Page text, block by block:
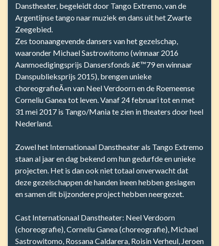
Danstheater, begeleidt door Tango Extremo, van de
Argentijnse tango naar muziek en dans uit het Zwarte
Zeegebied.
Zes toonaangevende dansers van het gezelschap,
waaronder Michael Sastrowitomo (winnaar 2016
Aanmoedigingsprijs Dansersfonds â€™79 en winnaar
Danspublieksprijs 2015), brengen unieke
choreografieÃ«n van Neel Verdoorn en de Roemeense
Corneliu Ganea tot leven. Vanaf 24 februari tot en met
31 mei 2017 is Tango/Mania te zien in theaters door heel
Nederland.
Zowel het Internationaal Danstheater als Tango Extremo
staan al jaar en dag bekend om hun gedurfde en unieke
projecten. Het is dan ook niet totaal onverwacht dat
deze gezelschappen de handen ineen hebben geslagen
en samen dit bijzondere project hebben neergezet.
Cast Internationaal Danstheater: Neel Verdoorn
(choreografie), Corneliu Ganea (choreografie), Michael
Sastrowitomo, Rossana Caldarera, Roisin Verheul, Jeroen